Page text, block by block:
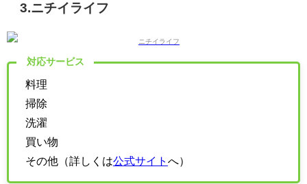
3.ニチイライフ
対応サービス
料理
掃除
洗濯
買い物
その他（詳しくは公式サイト へ）